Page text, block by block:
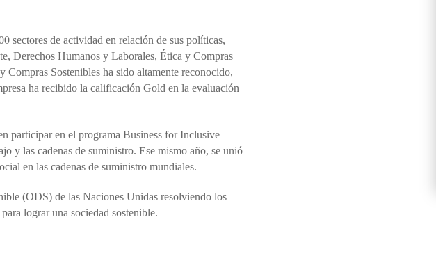
sectores de actividad en relación de sus políticas,
Derechos Humanos y Laborales, Ética y Compras
Sostenibles ha sido altamente reconocido,
ha recibido la calificación Gold en la evaluación
participar en el programa Business for Inclusive
y las cadenas de suministro. Ese mismo año, se unió
en las cadenas de suministro mundiales.
(ODS) de las Naciones Unidas resolviendo los
lograr una sociedad sostenible.